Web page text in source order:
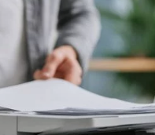
So erfasst du
und reduzierst deine